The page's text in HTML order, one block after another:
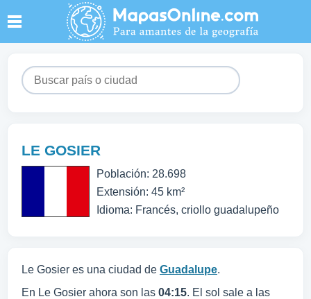
LE GOSIER
Población: 28.698
Extensión: 45 km²
Idioma: Francés, criollo guadalupeño
Le Gosier es una ciudad de Guadalupe.
En Le Gosier ahora son las 04:15. El sol sale a las